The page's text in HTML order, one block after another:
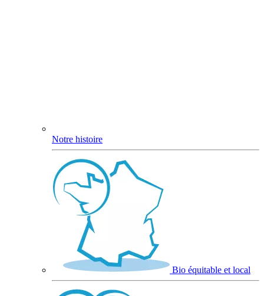
Notre histoire
Bio équitable et local